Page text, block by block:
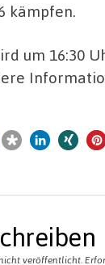
kämpfen.
um 16:30
veröffentlicht.